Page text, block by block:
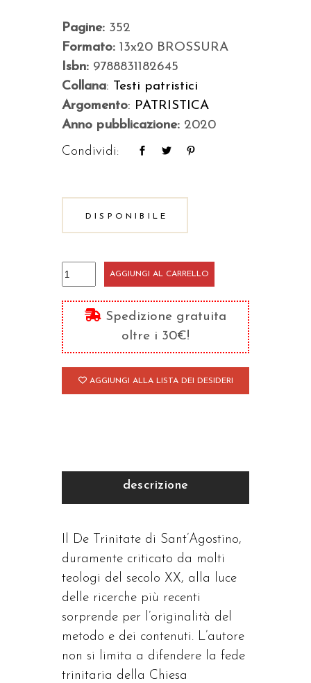
Pagine: 352
Formato: 13x20 BROSSURA
Isbn: 9788831182645
Collana: Testi patristici
Argomento: PATRISTICA
Anno pubblicazione: 2020
Condividi:
DISPONIBILE
La
Trinità/1
quantità
AGGIUNGI AL CARRELLO
Spedizione gratuita
oltre i 30€!
AGGIUNGI ALLA LISTA DEI DESIDERI
descrizione
Il De Trinitate di Sant’Agostino,
duramente criticato da molti
teologi del secolo XX, alla luce
delle ricerche più recenti
sorprende per l’originalità del
metodo e dei contenuti. L’autore
non si limita a difendere la fede
trinitaria della Chiesa